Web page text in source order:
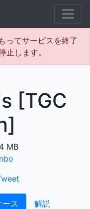
ってサービスを終了
止します。
[TGC
MB
ース 解説